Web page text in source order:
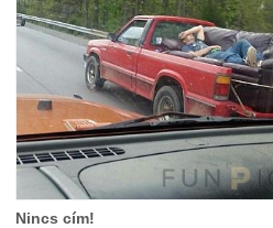
Nincs cím!